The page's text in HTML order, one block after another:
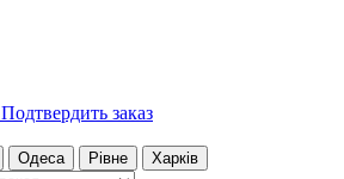
Подтвердить заказ
Одеса Рівне Харків